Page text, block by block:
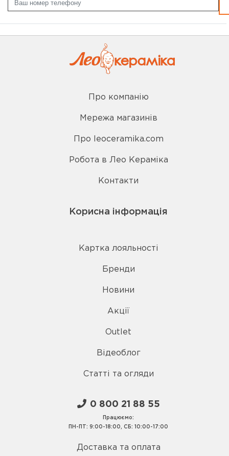
Про компанію
Мережа магазинів
Про leoceramika.com
Робота в Лео Кераміка
Контакти
Корисна інформація
Картка лояльності
Бренди
Новини
Акції
Outlet
Відеоблог
Статті та огляди
0 800 21 88 55
Працюємо:
ПН-ПТ: 9:00-18:00, СБ: 10:00-17:00
Доставка та оплата